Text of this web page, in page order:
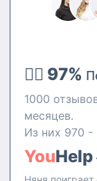
👍🏻 97%
1000
месяцев.
Из них 970 -
YouHelp